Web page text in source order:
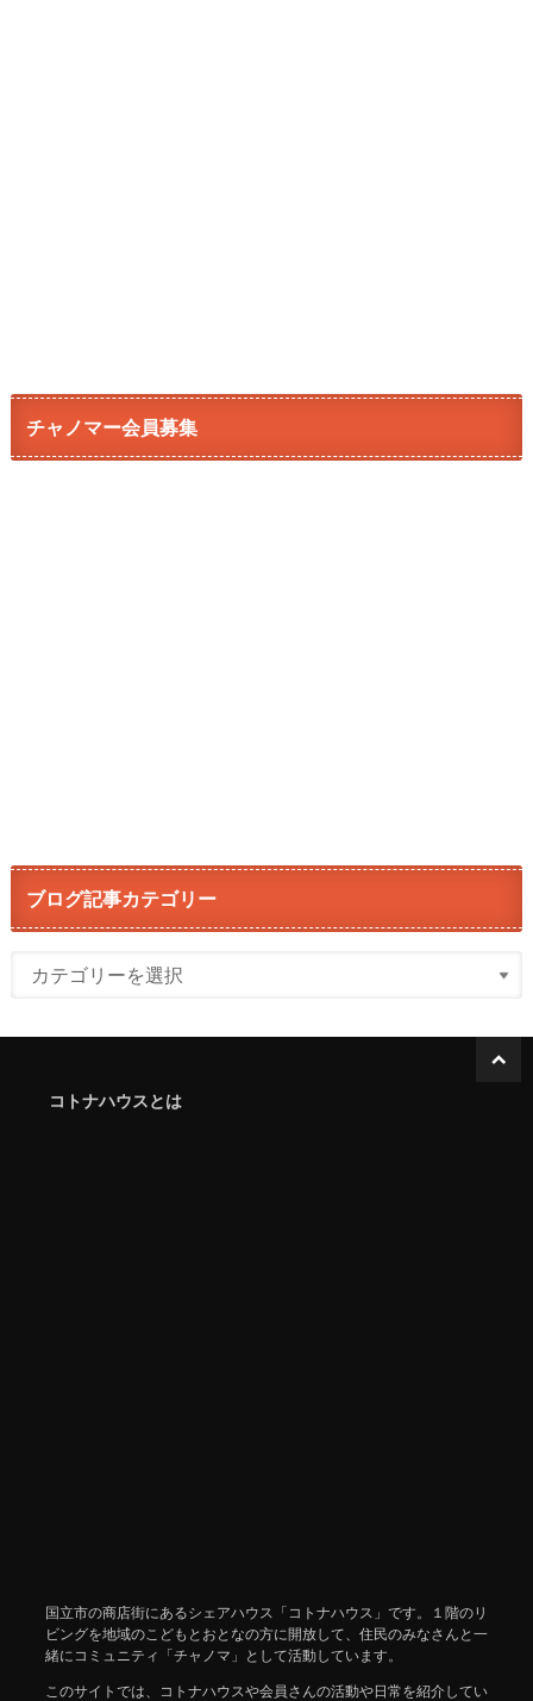
チャノマー会員募集
ブログ記事カテゴリー
コトナハウスとは
国立市の商店街にあるシェアハウス「コトナハウス」です。１階のリ
ビングを地域のこどもとおとなの方に開放して、住民のみなさんと一
緒にコミュニティ「チャノマ」として活動しています。
このサイトでは、コトナハウスや会員さんの活動や日常を紹介してい